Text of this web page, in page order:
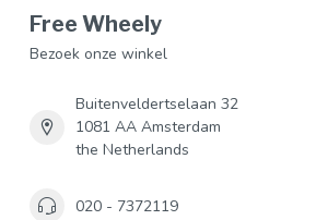
Free Wheely
Bezoek onze winkel
Buitenveldertselaan 32
1081 AA Amsterdam
the Netherlands
020 - 7372119